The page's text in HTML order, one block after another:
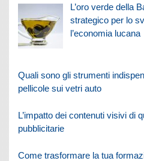
L’oro verde della
strategico per lo
l’economia lucana
Quali sono gli strumenti
pellicole sui vetri auto
L’impatto dei contenuti visivi di
pubblicitarie
Come trasformare la tua